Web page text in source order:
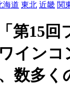
海道 東北 近畿 関
第15回
インコ
数多く